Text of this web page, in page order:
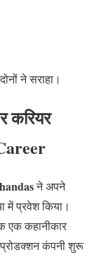
ने सराहा।
करियर
ने अपने
में प्रवेश किया।
एक कहानीकार
प्रोडक्शन कंपनी शुरू